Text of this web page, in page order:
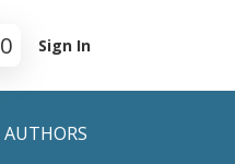
0 Sign In
AUTHORS